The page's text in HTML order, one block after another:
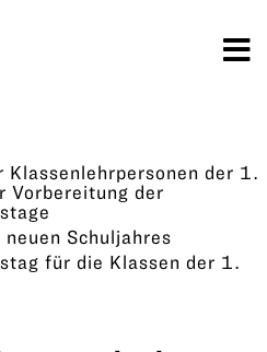
Klassenlehrpersonen der 1.
Vorbereitung der
neuen Schuljahres
für die Klassen der 1.